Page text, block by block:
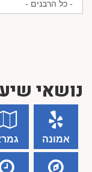
נושאי
אמונה גמרא